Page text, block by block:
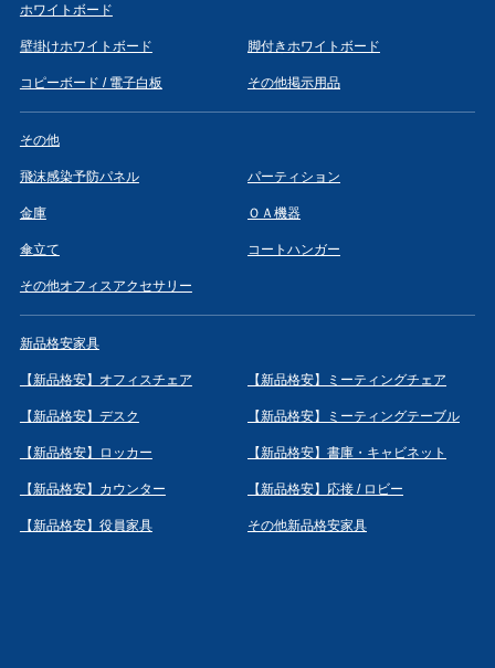
ホワイトボード
壁掛けホワイトボード 脚付きホワイトボード
コピーボード / 電子白板 その他掲示用品
その他
飛沫感染予防パネル パーティション
金庫 ＯＡ機器
傘立て コートハンガー
その他オフィスアクセサリー
新品格安家具
【新品格安】オフィスチェア 【新品格安】ミーティングチェア
【新品格安】デスク 【新品格安】ミーティングテーブル
【新品格安】ロッカー 【新品格安】書庫・キャビネット
【新品格安】カウンター 【新品格安】応接 / ロビー
【新品格安】役員家具 その他新品格安家具